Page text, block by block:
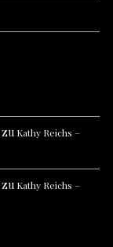
zu Kathy Reichs –
zu Kathy Reichs –